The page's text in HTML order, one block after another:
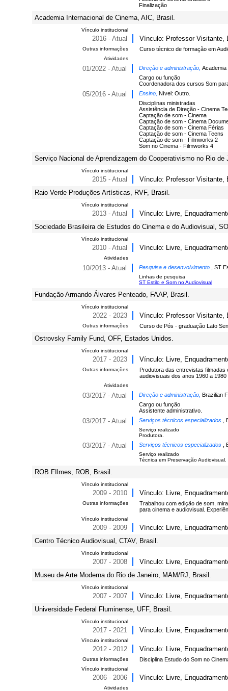
Finalização
Academia Internacional de Cinema, AIC, Brasil.
Vínculo institucional
2016 - Atual Vínculo: Professor Visitante,
Outras informações Curso técnico de formação em
Atividades
01/2022 - Atual Direção e administração, Academia
Cargo ou função
Coordenadora dos cursos Som
05/2016 - Atual Ensino, Nível: Outro.
Disciplinas ministradas
Assistência de Direção - Cinema
Captação de som - Cinema
Captação de som - Cinema
Captação de som - Cinema Férias
Captação de som - Cinema Teens
Captação de som - Filmworks 2
Som no Cinema - Filmworks 4
Serviço Nacional de Aprendizagem do Cooperativismo no Rio
Vínculo institucional
2015 - Atual
Vínculo: Professor Visitante,
Raio Verde Produções Artísticas, RVF, Brasil.
Vínculo institucional
2013 - Atual
Vínculo: Livre,
Sociedade Brasileira de Estudos do Cinema e do Audiovisual,
Vínculo institucional
2010 - Atual Vínculo: Livre,
Atividades
10/2013 - Atual Pesquisa e desenvolvimento , ST
Linhas de pesquisa
ST Estilo e Som no Audiovisual
Fundação Armando Álvares Penteado, FAAP, Brasil.
Vínculo institucional
2022 - 2023 Vínculo: Professor Visitante,
Outras informações Curso de Pós - graduação Lato
Ostrovsky Family Fund, OFF, Estados Unidos.
Vínculo institucional
2017 - 2023 Vínculo: Livre,
Outras informações
Produtora das entrevistas
audiovisuais dos anos 1960 a
Atividades
03/2017 - Atual Direção e administração, Brazilian
Cargo ou função
Assistente administrativo.
03/2017 - Atual Serviços técnicos especializados
Serviço realizado
Produtora.
03/2017 - Atual Serviços técnicos especializados
Serviço realizado
Técnica em Preservação Audiovisual.
ROB FIlmes, ROB, Brasil.
Vínculo institucional
2009 - 2010 Vínculo: Livre,
Outras informações
Trabalhou com edição de som,
para cinema e audiovisual.
Vínculo institucional
2009 - 2009
Vínculo: Livre,
Centro Técnico Audiovisual, CTAV, Brasil.
Vínculo institucional
2007 - 2008
Vínculo: Livre,
Museu de Arte Moderna do Rio de Janeiro, MAM/RJ, Brasil.
Vínculo institucional
2007 - 2007
Vínculo: Livre,
Universidade Federal Fluminense, UFF, Brasil.
Vínculo institucional
2017 - 2021 Vínculo: Livre,
Vínculo institucional
2012 - 2012 Vínculo: Livre,
Outras informações Disciplina Estudo do Som no
Vínculo institucional
2006 - 2006 Vínculo: Livre,
Atividades